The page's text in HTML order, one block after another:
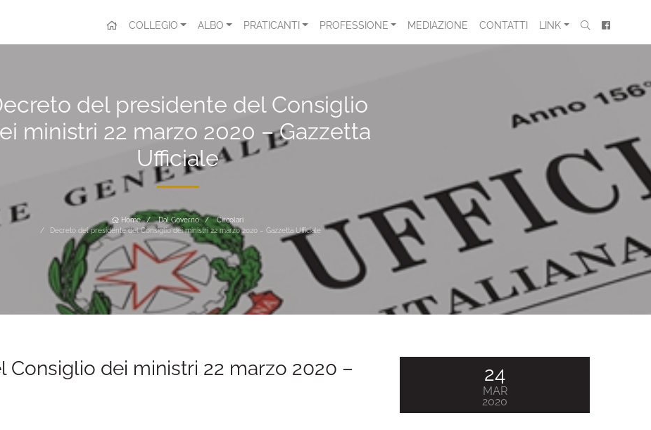
COLLEGIO ALBO PRATICANTI PROFESSIONE MEDIAZIONE CONTATTI LINK
del presidente del Consiglio
ministri 22 marzo 2020 – Gazzetta
Ufficiale
Home Dal Governo
Circolari
Decreto del presidente del Consiglio dei ministri 22 marzo 2020 – Gazzetta Ufficiale
dei ministri 22 marzo 2020 –
24
MAR
2020